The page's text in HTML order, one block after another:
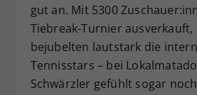
gut an. Mit 5300
Tiebreak-Turnier ausverkauft,
bejubelten lautstark die
Tennisstars – bei
Schwärzler gefühlt sogar